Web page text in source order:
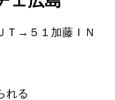
Ｔ→５１加藤ＩＮ
れる